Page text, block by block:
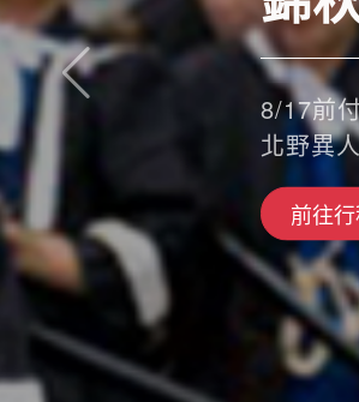
搶先
8/17前
北野異
前往
前往
前往